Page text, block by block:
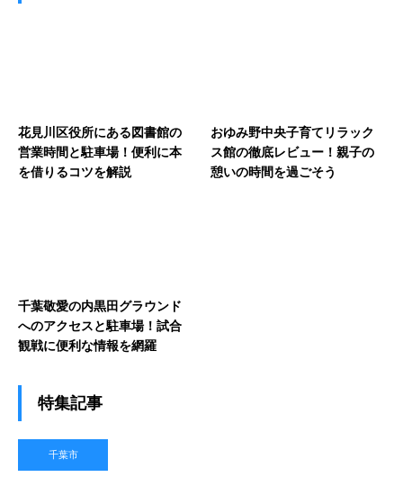
花見川区役所にある図書館の
営業時間と駐車場！便利に本
を借りるコツを解説
おゆみ野中央子育てリラック
ス館の徹底レビュー！親子の
憩いの時間を過ごそう
千葉敬愛の内黒田グラウンド
へのアクセスと駐車場！試合
観戦に便利な情報を網羅
特集記事
千葉市